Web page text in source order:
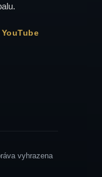
YouTube
vyhrazena